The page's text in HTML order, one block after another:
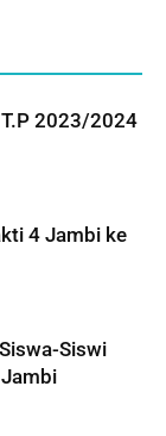
T.P 2023/2024
4 Jambi ke
Siswi